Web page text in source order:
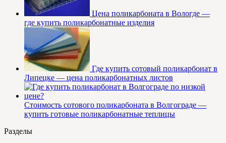
Цена поликарбоната в Вологде —
где купить поликарбонатные изделия
Где купить сотовый поликарбонат в
Липецке — цена поликарбонатных листов
Стоимость сотового поликарбоната в Волгограде —
купить готовые поликарбонатные теплицы
Разделы